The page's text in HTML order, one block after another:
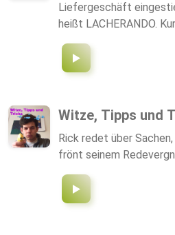
Liefergeschäft eingestiegen. Ihr Witze-Startup
heißt LACHERANDO. Kurze Vorwitze,
Hauptwitze mit lustigen
Nachtisch einen
die Jungs haben per Telefon ausgeliefert...
von Hit Radio FFH und hier als FFH-Original-
Podcast. Produziert
FFH-Mediengruppe. Ihr
Feedback,
Witze, Tipps und
Rick redet über
frönt seinem